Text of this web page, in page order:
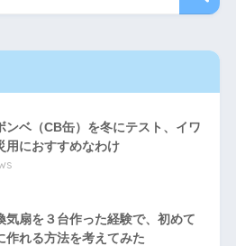
ンベ（CB缶）を冬にテスト、イワ
用におすすめなわけ
気扇を３台作った経験で、初めて
作れる方法を考えてみた